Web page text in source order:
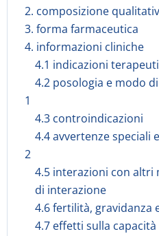
2. composizione
3. forma farmaceutica
4. informazioni cliniche
4.1 indicazioni
4.2 posologia e modo
1
4.3 controindicazioni
4.4 avvertenze speciali
2
4.5 interazioni con altri
di interazione
4.6 fertilità, gravidanza
4.7 effetti sulla